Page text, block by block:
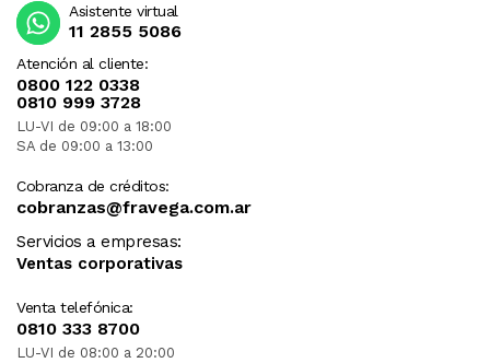
Atención al cliente:
0800 122 0338
0810 999 3728
LU-VI de 09:00 a 18:00
SA de 09:00 a 13:00
Cobranza de créditos:
cobranzas@fravega.com.ar
Servicios a empresas:
Ventas corporativas
Venta telefónica:
0810 333 8700
LU-VI de 08:00 a 20:00
Asistente virtual
11 2855 5086